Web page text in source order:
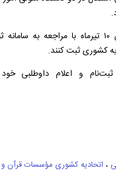
واجدان شرایط می‌توانند تا پایان ۱۰
کشوری ثبت کنند.
و اعلام داوطلبی
، اتحادیه کشوری مؤسسات قرآن